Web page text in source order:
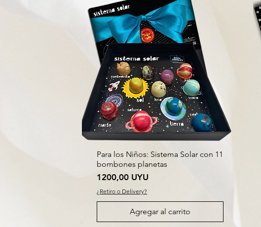
Para los Niños: Sistema Solar con 11
bombones planetas
Precio
1200,00 UYU
¿Retiro o Delivery?
Agregar al carrito